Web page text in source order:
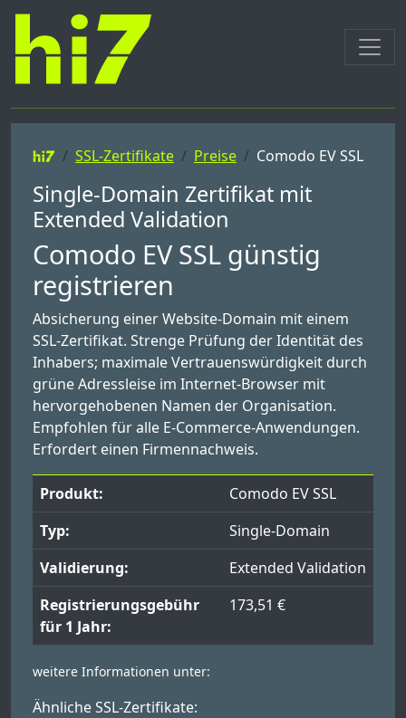
SSL-Zertifikate Preise Comodo EV SSL
Single-Domain Zertifikat mit
Extended Validation
Comodo EV SSL günstig
registrieren
Absicherung einer Website-Domain mit einem
SSL-Zertifikat. Strenge Prüfung der Identität des
Inhabers; maximale Vertrauenswürdigkeit durch
grüne Adressleise im Internet-Browser mit
hervorgehobenen Namen der Organisation.
Empfohlen für alle E-Commerce-Anwendungen.
Erfordert einen Firmennachweis.
Produkt:
Comodo EV SSL
Typ:
Single-Domain
Validierung:
Extended Validation
Registrierungsgebühr
für 1 Jahr:
173,51 €
weitere Informationen unter:
Ähnliche SSL-Zertifikate: